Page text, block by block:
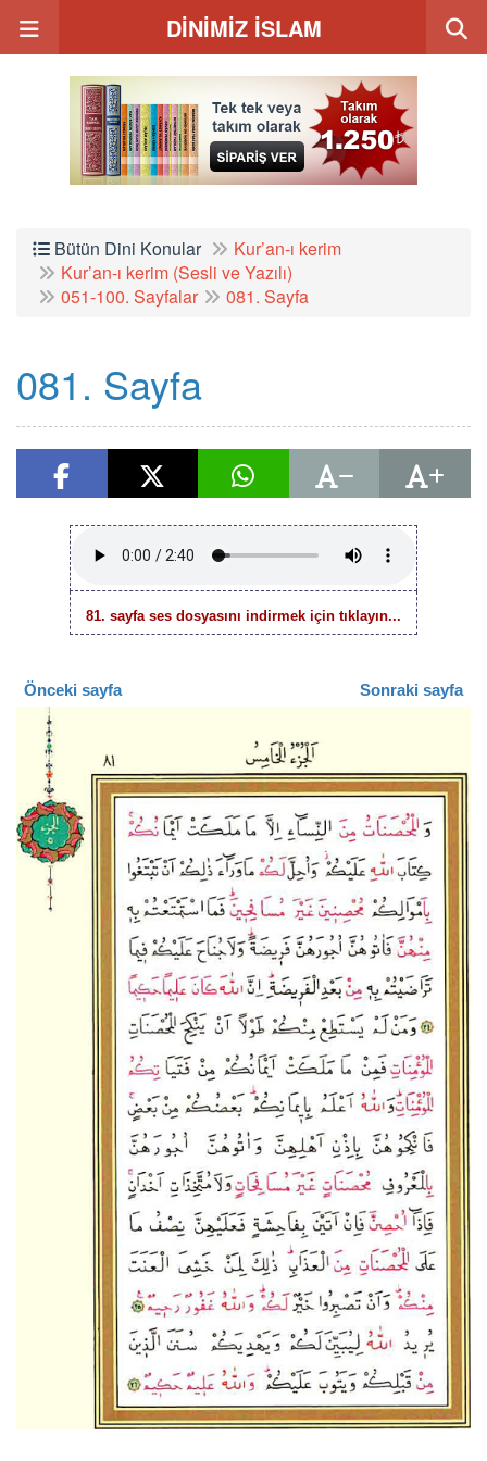
DİNİMİZ İSLAM
Bütün Dini Konular
Kur’an-ı kerim
Kur’an-ı kerim (Sesli ve Yazılı)
051-100. Sayfalar
081. Sayfa
081. Sayfa
81. sayfa ses dosyasını indirmek için tıklayın...
Önceki sayfa Sonraki sayfa